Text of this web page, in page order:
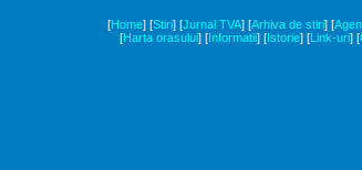
[Home] [Stiri] [Jurnal TVA] [Arhiva de stiri] [
[Harta orasului] [Informatii] [Istorie] [Link-uri] [